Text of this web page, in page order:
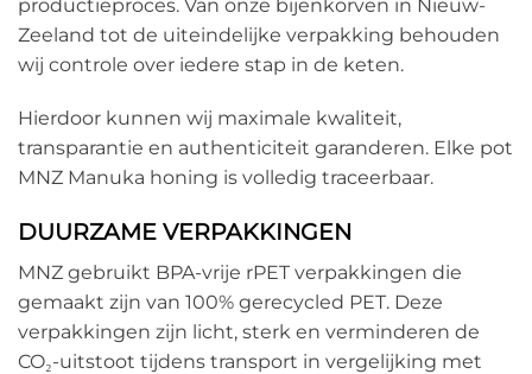
productieproces. Van onze bijenkorven in Nieuw-
Zeeland tot de uiteindelijke verpakking behouden
wij controle over iedere stap in de keten.
Hierdoor kunnen wij maximale kwaliteit,
transparantie en authenticiteit garanderen. Elke pot
MNZ Manuka honing is volledig traceerbaar.
DUURZAME VERPAKKINGEN
MNZ gebruikt BPA-vrije rPET verpakkingen die
gemaakt zijn van 100% gerecycled PET. Deze
verpakkingen zijn licht, sterk en verminderen de
CO₂-uitstoot tijdens transport in vergelijking met